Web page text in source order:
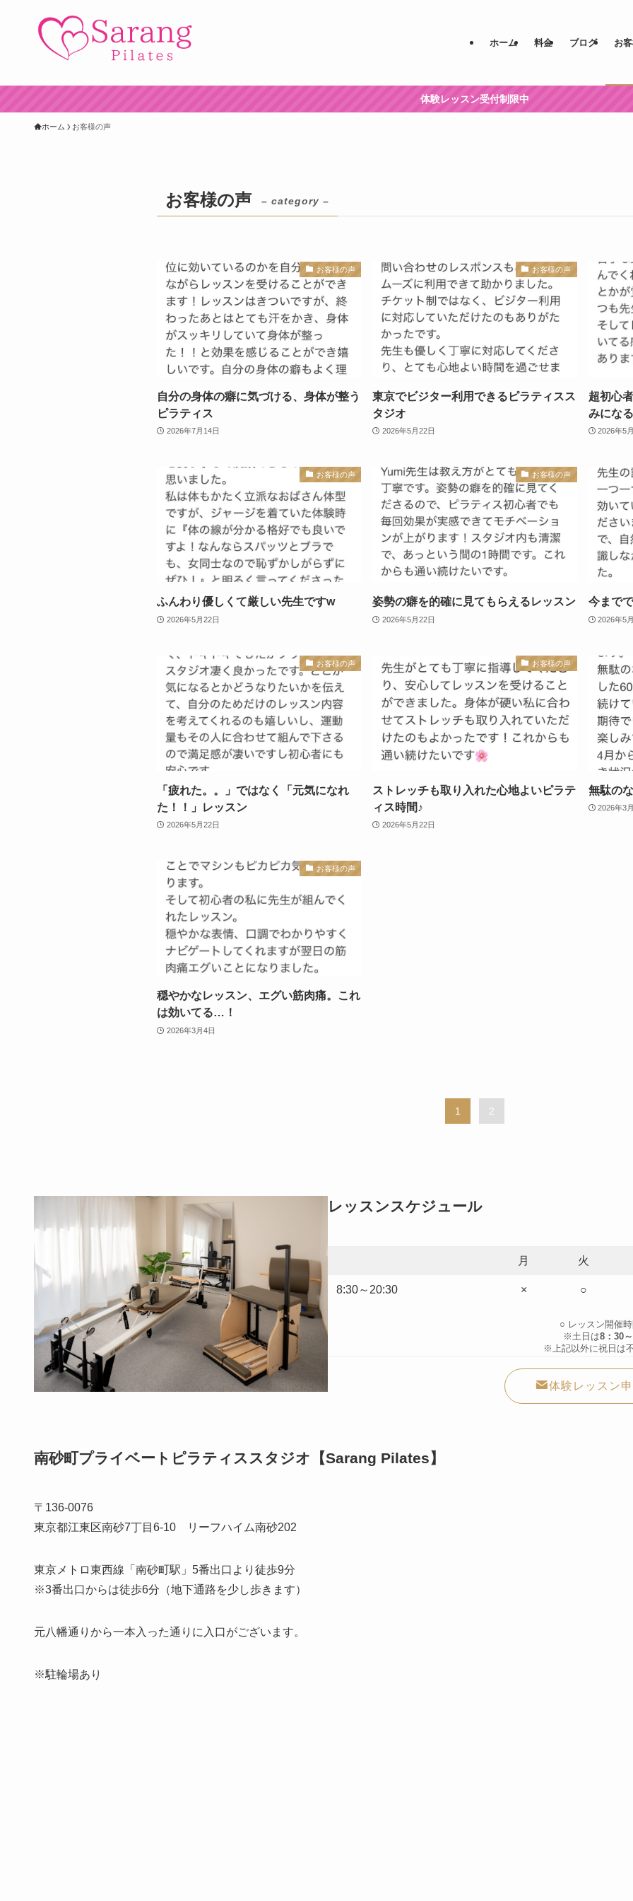
ホーム 料金 ブログ お
体験レッスン受付制限中
ホーム お客様の声
お客様の声 – category –
お客様の声
自分の身体の癖に気づける、身体が整う
ピラティス
2026年7月14日
お客様の声
東京でビジター利用できるピラティスス
タジオ
2026年5月22日
超初心
みにな
2026年5
お客様の声
ふんわり優しくて厳しい先生ですw
2026年5月22日
お客様の声
姿勢の癖を的確に見てもらえるレッスン
2026年5月22日
今まで
2026年5
お客様の声
「疲れた。。」ではなく「元気になれ
た！！」レッスン
2026年5月22日
お客様の声
ストレッチも取り入れた心地よいピラテ
ィス時間♪
2026年5月22日
無駄の
2026年3
お客様の声
穏やかなレッスン、エグい筋肉痛。これ
は効いてる…！
2026年3月4日
1 2
レッスンスケジュール
月 火
8:30～20:30 × ○
○ レッスン開催
※土日は8：30
※上記以外に祝日は
体験レッスン
南砂町プライベートピラティススタジオ【Sarang Pilates】
〒136-0076
東京都江東区南砂7丁目6-10 リーフハイム南砂202
東京メトロ東西線「南砂町駅」5番出口より徒歩9分
※3番出口からは徒歩6分（地下通路を少し歩きます）
元八幡通りから一本入った通りに入口がございます。
※駐輪場あり